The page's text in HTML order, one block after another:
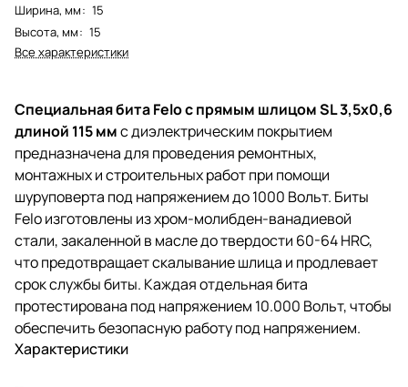
Ширина, мм: 15
Высота, мм: 15
Все характеристики
Специальная бита Felo с прямым шлицом SL 3,5x0,6
длиной 115 ммс диэлектрическим покрытием
предназначена для проведения ремонтных,
монтажных и строительных работ при помощи
шуруповерта под напряжением до 1000 Вольт. Биты
Felo изготовлены из хром-молибден-ванадиевой
стали, закаленной в масле до твердости 60-64 HRC,
что предотвращает скалывание шлица и продлевает
срок службы биты. Каждая отдельная бита
протестирована под напряжением 10.000 Вольт, чтобы
обеспечить безопасную работу под напряжением.
Характеристики